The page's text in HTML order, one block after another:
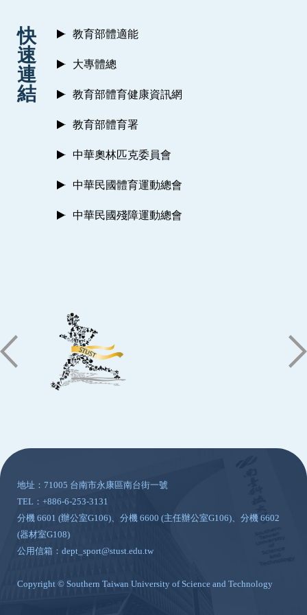
快
速
連
結
教育部體適能
大專體總
教育部體育健康資訊網
教育部體育署
中華奧林匹克委員會
中華民國體育運動總會
中華民國殘障運動總會
地址：71005 台南市永康區南台街一號
TEL：+886-6-253-3131
分機 6601 (辦公室G106)、分機 6600 (主任辦公室G106)、分機 6602
(器材室G108)
公用信箱：dept_sport@stust.edu.tw
Copyright © Southern Taiwan University of Science and Technology